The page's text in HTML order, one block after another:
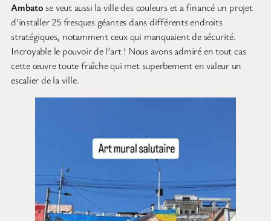
Ambatose veut aussi la ville des couleurs et a financé un projet
d’installer 25 fresques géantes dans différents endroits
stratégiques, notamment ceux qui manquaient de sécurité.
Incroyable le pouvoir de l’art ! Nous avons admiré en tout cas
cette œuvre toute fraîche qui met superbement en valeur un
escalier de la ville.